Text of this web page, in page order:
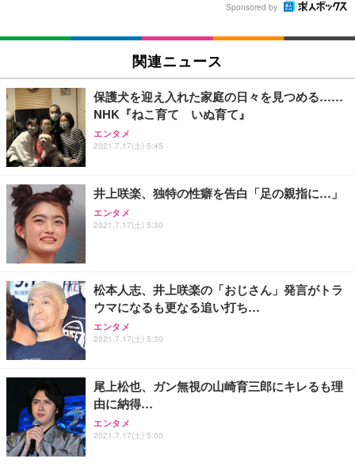
Sponsored by
関連ニュース
保護犬を迎え入れた家庭の日々を見つめる……
NHK『ねこ育て いぬ育て』
エンタメ
2021.7.17(土) 5:45
井上咲楽、独特の性癖を告白「足の親指に…」
エンタメ
2021.7.17(土) 5:30
松本人志、井上咲楽の「おじさん」発言がトラ
ウマになるも更なる追い打ち…
エンタメ
2021.7.17(土) 5:30
尾上松也、ガン無視の山崎育三郎にキレるも理
由に納得…
エンタメ
2021.7.17(土) 5:00